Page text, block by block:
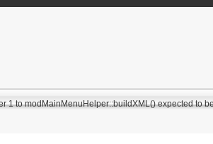
1 to modMainMenuHelper::buildXML() expected to